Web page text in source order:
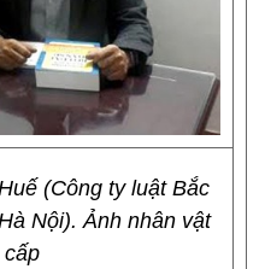
(Công ty luật Bắc
Nội). Ảnh nhân vật